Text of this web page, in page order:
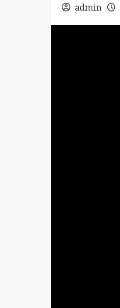
admin